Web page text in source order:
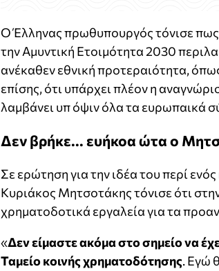
Ο Έλληνας πρωθυπουργός τόνισε πως
την Αμυντική Ετοιμότητα 2030
ανέκαθεν εθνική προτεραιότητα,
επίσης, ότι υπάρχει πλέον η
λαμβάνει υπ όψιν όλα τα ευρωπαικά
Δεν βρήκε... ευήκοα ώτα ο
Σε ερώτηση για την ιδέα του περί ενός
Κυριάκος Μητσοτάκης τόνισε ότι
χρηματοδοτικά εργαλεία για τα
«Δεν είμαστε ακόμα στο σημείο να
Ταμείο κοινής χρηματοδότησης. Εγώ